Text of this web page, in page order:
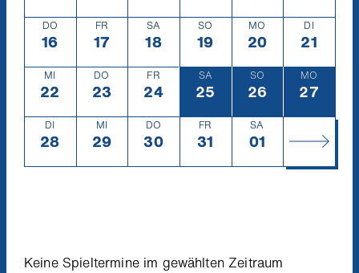
DO
Donnerstag
16.3.
16
FR
Freitag
17.3.
17
SA
Samstag
18.3.
18
SO
Sonntag
19.3.
19
MO
Montag
20.3.
20
DI
21.3.
21
MI
Mittwoch
22.3.
22
DO
Donnerstag
23.3.
23
FR
Freitag
24.3.
24
SA
Samstag
25.3.
25
SO
Sonntag
26.3.
26
MO
Montag
27.3.
27
DI
Dienstag
28.3.
28
MI
Mittwoch
29.3.
29
DO
Donnerstag
30.3.
30
FR
Freitag
31.3.
31
SA
Samstag
1.4.
01
Keine Spieltermine im gewählten Zeitraum